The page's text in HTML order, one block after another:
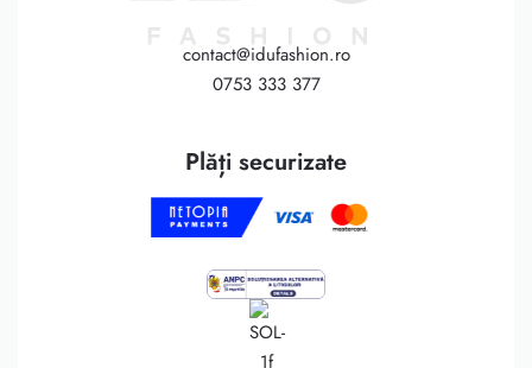
contact@idufashion.ro
0753 333 377
Plăți securizate